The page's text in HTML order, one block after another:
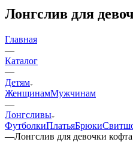
Лонгслив для
Главная
—
Каталог
—
Детям
ЖенщинамМужчинам
—
Лонгсливы
ФутболкиПлатьяБрюки
—Лонгслив для девочки